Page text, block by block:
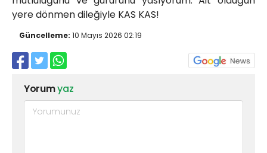
yere dönmen dileğiyle KAS KAS!
Güncelleme: 10 Mayıs 2026 02:19
Yorumyaz